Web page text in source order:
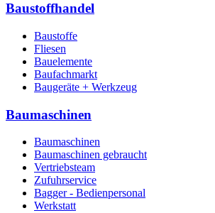
Baustoffhandel
Baustoffe
Fliesen
Bauelemente
Baufachmarkt
Baugeräte + Werkzeug
Baumaschinen
Baumaschinen
Baumaschinen gebraucht
Vertriebsteam
Zufuhrservice
Bagger - Bedienpersonal
Werkstatt